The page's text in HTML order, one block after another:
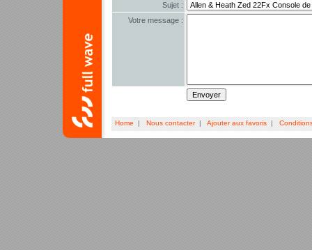
Sujet :
Votre message :
Home | Nous contacter| Ajouter aux favoris |